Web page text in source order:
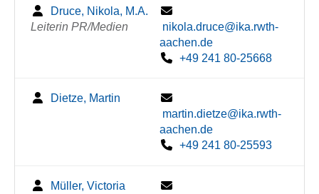
Druce, Nikola, M.A.
Leiterin PR/Medien
nikola.druce@ika.rwth-
aachen.de
+49 241 80-25668
Dietze, Martin
martin.dietze@ika.rwth-
aachen.de
+49 241 80-25593
Müller, Victoria